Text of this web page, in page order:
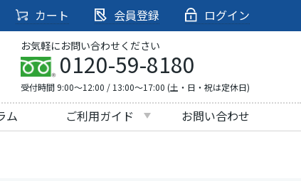
カート 会員登録 ログイン
お気軽にお問い合わせください
0120-59-8180
受付時間 9:00～12:00 / 13:00～17:00 (土・日・祝は定休日)
ム ご利用ガイド お問い合わせ